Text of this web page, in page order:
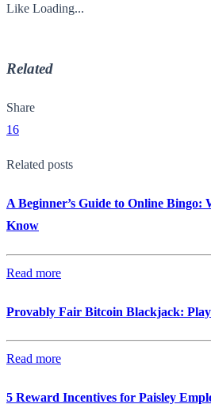
Like Loading...
Related
Share
16
Related posts
A Beginner’s Guide to Online Bingo:
Know
Read more
Provably Fair Bitcoin Blackjack:
Read more
5 Reward Incentives for Paisley